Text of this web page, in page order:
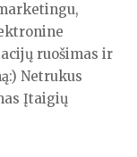
ruošimas ir
Netrukus
Įtaigių